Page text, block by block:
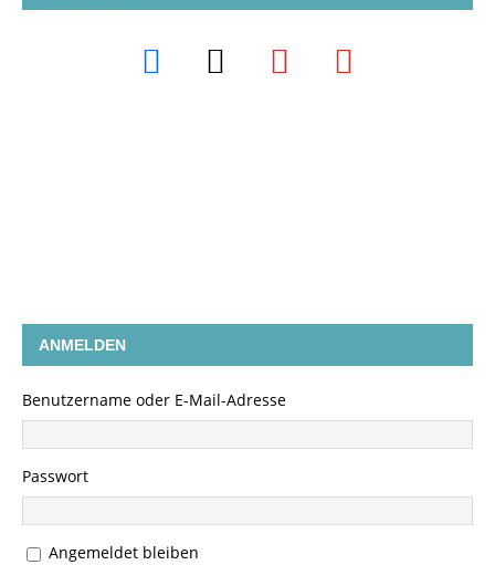
ANMELDEN
Benutzername oder E-Mail-Adresse
Passwort
Angemeldet bleiben